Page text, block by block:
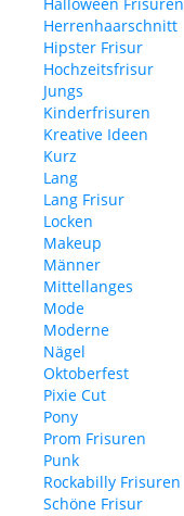
Herrenhaarschnitt
Hipster Frisur
Hochzeitsfrisur
Jungs
Kinderfrisuren
Kreative Ideen
Kurz
Lang
Lang Frisur
Locken
Makeup
Männer
Mittellanges
Mode
Moderne
Nägel
Oktoberfest
Pixie Cut
Pony
Prom Frisuren
Punk
Rockabilly Frisuren
Schöne Frisur